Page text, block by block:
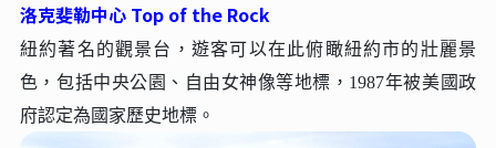
洛克斐勒中⼼ Top of the Rock
紐約著名的觀景台，遊客可以在此俯瞰紐約市的壯麗景
⾊，包括中央公園、⾃由女神像等地標，1987年被美國政
府認定為國家歷史地標。